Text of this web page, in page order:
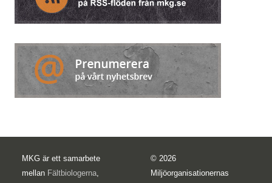
MKG är ett samarbete
mellan Fältbiologerna
© 2026
Miljöorganisationernas